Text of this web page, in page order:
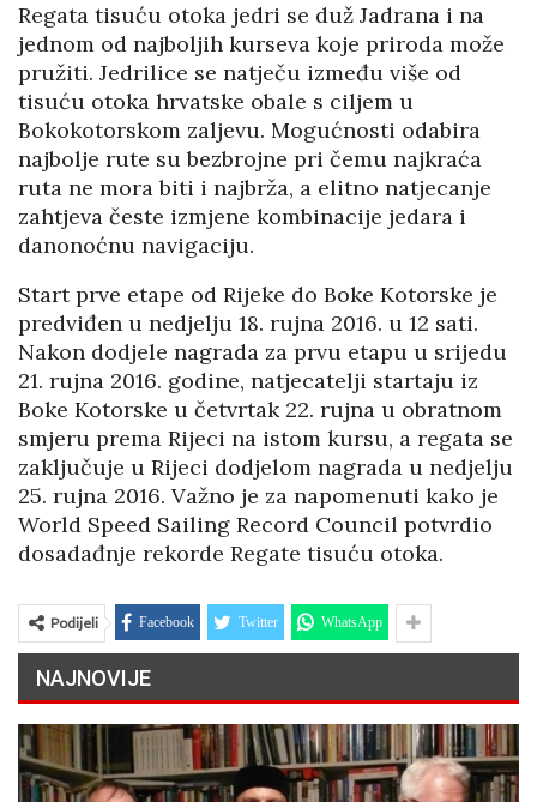
Regata tisuću otoka jedri se duž Jadrana i na
jednom od najboljih kurseva koje priroda može
pružiti. Jedrilice se natječu između više od
tisuću otoka hrvatske obale s ciljem u
Bokokotorskom zaljevu. Mogućnosti odabira
najbolje rute su bezbrojne pri čemu najkraća
ruta ne mora biti i najbrža, a elitno natjecanje
zahtjeva česte izmjene kombinacije jedara i
danonoćnu navigaciju.
Start prve etape od Rijeke do Boke Kotorske je
predviđen u nedjelju 18. rujna 2016. u 12 sati.
Nakon dodjele nagrada za prvu etapu u srijedu
21. rujna 2016. godine, natjecatelji startaju iz
Boke Kotorske u četvrtak 22. rujna u obratnom
smjeru prema Rijeci na istom kursu, a regata se
zaključuje u Rijeci dodjelom nagrada u nedjelju
25. rujna 2016. Važno je za napomenuti kako je
World Speed Sailing Record Council potvrdio
dosadađnje rekorde Regate tisuću otoka.
Podijeli Facebook Twitter WhatsApp
NAJNOVIJE